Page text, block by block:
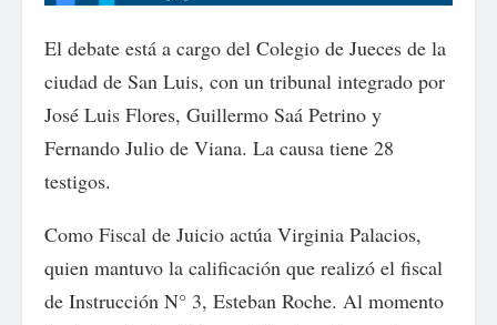
El debate está a cargo del Colegio de Jueces de la
ciudad de San Luis, con un tribunal integrado por
José Luis Flores, Guillermo Saá Petrino y
Fernando Julio de Viana. La causa tiene 28
testigos.
Como Fiscal de Juicio actúa Virginia Palacios,
quien mantuvo la calificación que realizó el fiscal
de Instrucción N° 3, Esteban Roche. Al momento